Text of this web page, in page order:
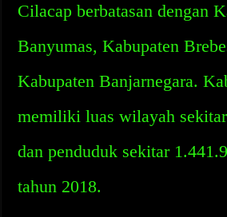
Cilacap berbatasan dengan
Banyumas, Kabupaten
Kabupaten Banjarnegara.
memiliki luas wilayah
dan penduduk sekitar
tahun 2018.